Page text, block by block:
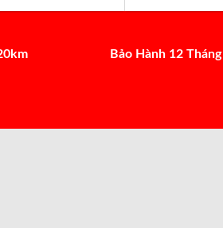
Bảo Hành 12 Tháng